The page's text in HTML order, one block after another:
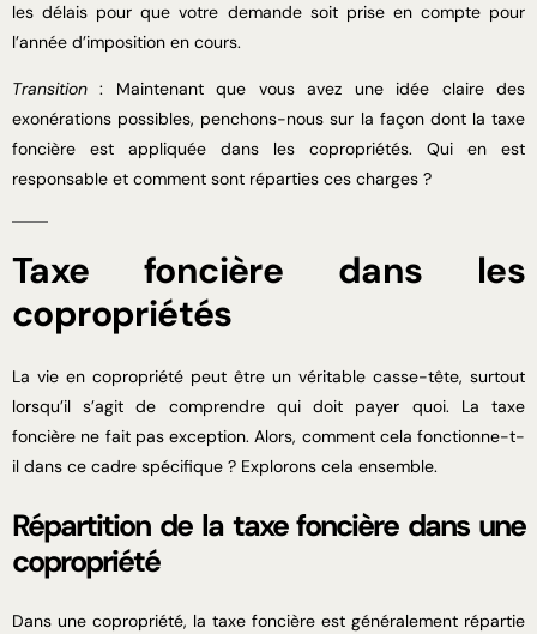
les délais pour que votre demande soit prise en compte pour
l’année d’imposition en cours.
Transition : Maintenant que vous avez une idée claire des
exonérations possibles, penchons-nous sur la façon dont la taxe
foncière est appliquée dans les copropriétés. Qui en est
responsable et comment sont réparties ces charges ?
Taxe foncière dans les
copropriétés
La vie en copropriété peut être un véritable casse-tête, surtout
lorsqu’il s’agit de comprendre qui doit payer quoi. La taxe
foncière ne fait pas exception. Alors, comment cela fonctionne-t-
il dans ce cadre spécifique ? Explorons cela ensemble.
Répartition de la taxe foncière dans une
copropriété
Dans une copropriété, la taxe foncière est généralement répartie